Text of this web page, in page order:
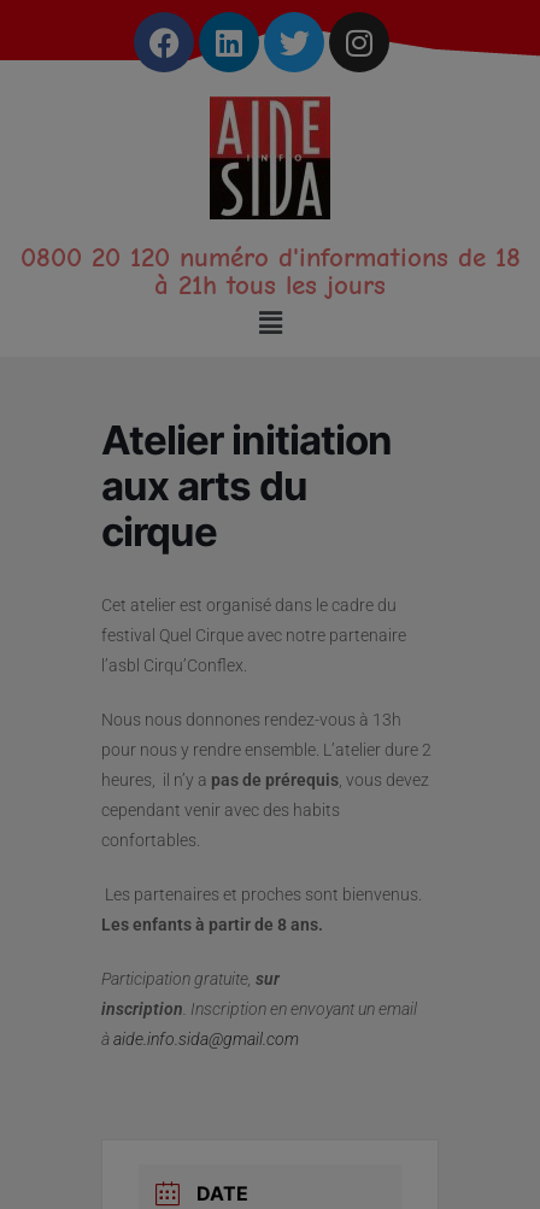
0800 20 120 numéro d'informations de 18
à 21h tous les jours
Atelier initiation
aux arts du
cirque
Cet atelier est organisé dans le cadre du
festival Quel Cirque avec notre partenaire
l’asbl Cirqu’Conflex.
Nous nous donnones rendez-vous à 13h
pour nous y rendre ensemble. L’atelier dure 2
heures, il n’y a pas de prérequis, vous devez
cependant venir avec des habits
confortables.
Les partenaires et proches sont bienvenus.
Les enfants à partir de 8 ans.
Participation gratuite, sur
inscription. Inscription en envoyant un email
àaide.info.sida@gmail.com
DATE